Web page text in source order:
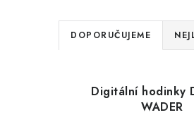
Ř
a
DOPORUČUJEME
Digitální hodinky
WADER